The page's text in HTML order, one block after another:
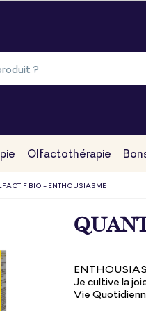
Olfactothérapie
BIO - ENTHOUSIASME
Je cultive la
Vie